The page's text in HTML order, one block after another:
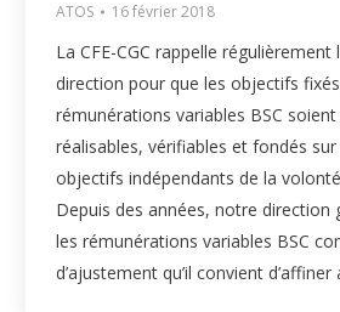
ATOS 16 février 2018
La CFE-CGC rappelle
direction pour que les objectifs
rémunérations variables BSC
réalisables, vérifiables et fondés
objectifs indépendants de la
Depuis des années, notre direction
les rémunérations variables BSC
d’ajustement qu’il convient